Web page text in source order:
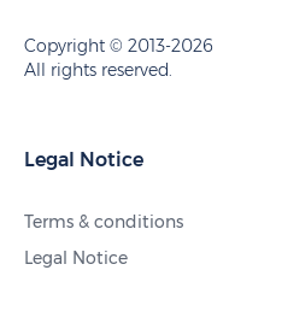
Copyright © 2013-2026
All rights reserved.
Legal Notice
Terms & conditions
Legal Notice